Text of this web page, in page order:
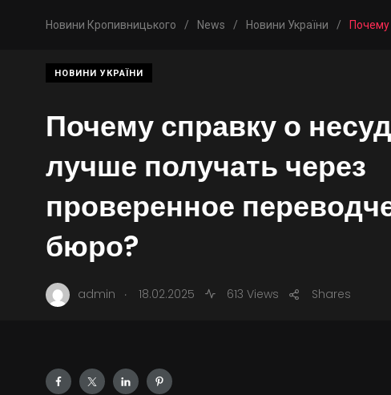
Новини Кропивницького / News / Новини України /
НОВИНИ УКРАЇНИ
Почему справку о
лучше получать через
проверенное
бюро?
admin . 18.02.2025 613 Views Shares